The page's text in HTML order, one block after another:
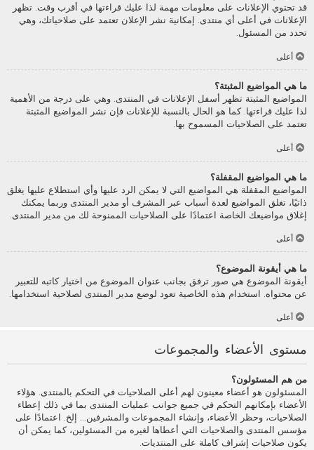
قد تحتوي الإعلانات على معلومات مهمة لذا عليك قراءتها في أقرب وقت. تظهر
الإعلانات في أعلى أي منتدى. إمكانية نشر الإعلان تعتمد على صلاحياتك، وهي
تحدد من المسئول.
أعلى
ما هي المواضيع المثبتة؟
المواضيع المثبتة تظهر أسفل الإعلانات في المنتدى. وهي على درجة من الأهمية
لذا عليك قراءتها. كما هو الحال بالنسبة للإعلانات فإن نشر المواضيع المثبتة
تعتمد على الصلاحيات المسموح بها.
أعلى
ما هي المواضيع المقفلة؟
المواضيع المقفلة هي المواضيع التي لا يمكن الرد عليها وأي استطلاع عليها يغلق
ذاتيًا، تغلق المواضيع لعدة أسباب عبر المشرف أو مدير المنتدى وربما يمكنك
إغلاق مواضيعك الخاصة اعتمادًا على الصلاحيات الممنوحة لك من مدير المنتدى.
أعلى
ما هي أيقونة الموضوع؟
أيقونة الموضوع هي صور ترفق بجانب عنوان الموضوع من اختيار كاتبه للتعبير
عن محتواه. استخدام هذه الخاصية تعود لوضع مدير المنتدى لصلاحية استخدامها.
أعلى
مستوى الأعضاء والمجموعات
من هم المسئولون؟
المسئولون هو أعضاء معينون لهم أعلى الصلاحيات في التحكم بالمنتدى. هؤلاء
الأعضاء بإمكانهم التحكم في جميع جوانب عمليات المنتدى بما في ذلك إعطاء
الصلاحيات، وحظر الأعضاء، وإنشاء المجموعات والمشرفين... إلخ. اعتمادًا على
مؤسس المنتدى والصلاحيات التي أعطاها لغيره من المسئولين، كما يمكن أن
يكون صلاحيات إشراف كاملة على المنتديات.